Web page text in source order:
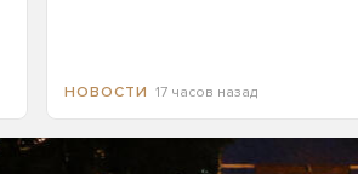
НОВОСТИ 17 часов назад